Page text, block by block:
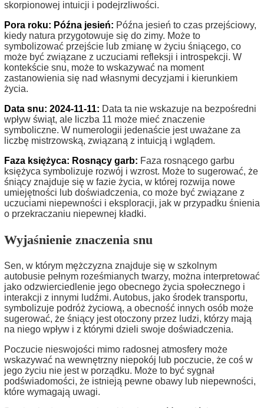
skorpionowej intuicji i podejrzliwości.
Pora roku: Późna jesień: Późna jesień to czas przejściowy,
kiedy natura przygotowuje się do zimy. Może to
symbolizować przejście lub zmianę w życiu śniącego, co
może być związane z uczuciami refleksji i introspekcji. W
kontekście snu, może to wskazywać na moment
zastanowienia się nad własnymi decyzjami i kierunkiem
życia.
Data snu: 2024-11-11: Data ta nie wskazuje na bezpośredni
wpływ świąt, ale liczba 11 może mieć znaczenie
symboliczne. W numerologii jedenaście jest uważane za
liczbę mistrzowską, związaną z intuicją i wglądem.
Faza księżyca: Rosnący garb: Faza rosnącego garbu
księżyca symbolizuje rozwój i wzrost. Może to sugerować, że
śniący znajduje się w fazie życia, w której rozwija nowe
umiejętności lub doświadczenia, co może być związane z
uczuciami niepewności i eksploracji, jak w przypadku śnienia
o przekraczaniu niepewnej kładki.
Wyjaśnienie znaczenia snu
Sen, w którym mężczyzna znajduje się w szkolnym
autobusie pełnym roześmianych twarzy, można interpretować
jako odzwierciedlenie jego obecnego życia społecznego i
interakcji z innymi ludźmi. Autobus, jako środek transportu,
symbolizuje podróż życiową, a obecność innych osób może
sugerować, że śniący jest otoczony przez ludzi, którzy mają
na niego wpływ i z którymi dzieli swoje doświadczenia.
Poczucie nieswojości mimo radosnej atmosfery może
wskazywać na wewnętrzny niepokój lub poczucie, że coś w
jego życiu nie jest w porządku. Może to być sygnał
podświadomości, że istnieją pewne obawy lub niepewności,
które wymagają uwagi.